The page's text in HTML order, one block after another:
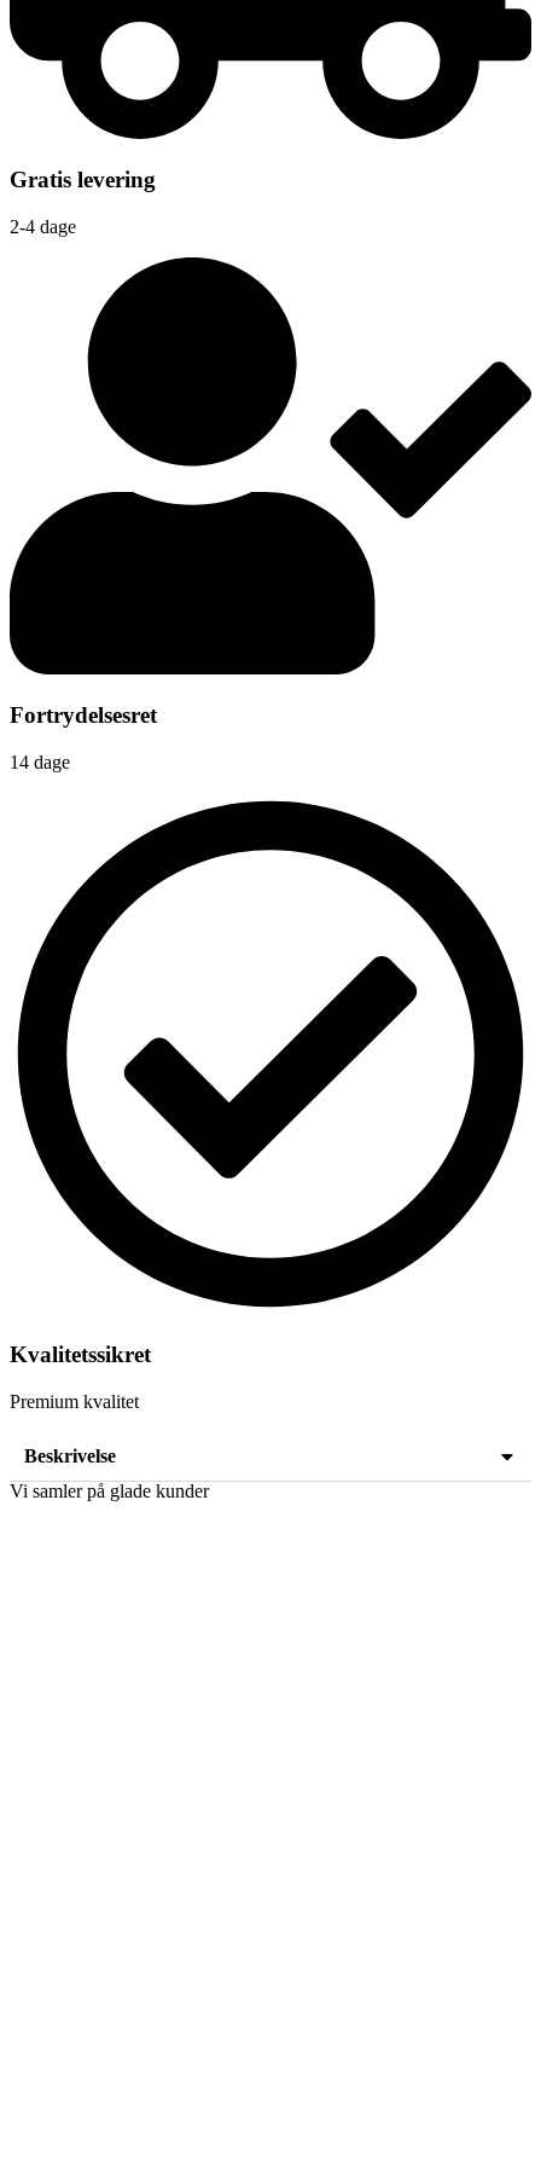
Gratis levering
2-4 dage
Fortrydelsesret
14 dage
Kvalitetssikret
Premium kvalitet
Beskrivelse
Vi samler på glade kunder